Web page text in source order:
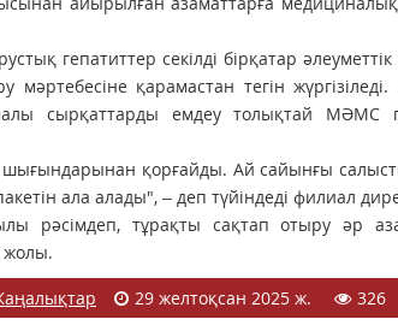
гепатиттер секілді бірқатар
қарамастан тегін
сырқаттарды емдеу толықтай МӘМС
шығындарынан қорғайды. Ай сайынғы
ала алады", – деп түйіндеді филиал
рәсімдеп, тұрақты сақтап отыру әр
жолы.
29 желтоқсан 2025 ж. 326